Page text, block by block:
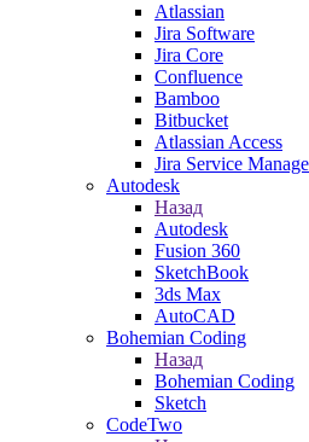
Atlassian
Jira Software
Jira Core
Confluence
Bamboo
Bitbucket
Atlassian Access
Jira Service
Autodesk
Назад
Autodesk
Fusion 360
SketchBook
3ds Max
AutoCAD
Bohemian Coding
Назад
Bohemian Coding
Sketch
CodeTwo